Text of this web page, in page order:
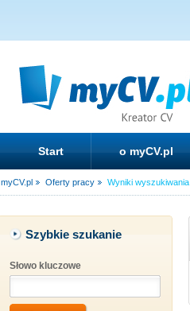
Start o myCV.pl
myCV.pl Oferty pracy Wyniki wyszukiwania
Szybkie szukanie
Słowo kluczowe